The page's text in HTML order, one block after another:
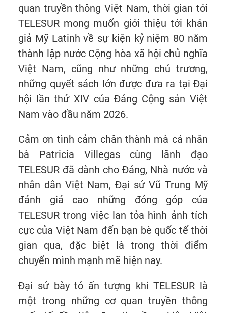
quan truyền thông Việt Nam, thời gian tới
TELESUR mong muốn giới thiệu tới khán
giả Mỹ Latinh về sự kiện kỷ niệm 80 năm
thành lập nước Cộng hòa xã hội chủ nghĩa
Việt Nam, cũng như những chủ trương,
những quyết sách lớn được đưa ra tại Đại
hội lần thứ XIV của Đảng Cộng sản Việt
Nam vào đầu năm 2026.
Cảm ơn tình cảm chân thành mà cá nhân
bà Patricia Villegas cùng lãnh đạo
TELESUR đã dành cho Đảng, Nhà nước và
nhân dân Việt Nam, Đại sứ Vũ Trung Mỹ
đánh giá cao những đóng góp của
TELESUR trong việc lan tỏa hình ảnh tích
cực của Việt Nam đến bạn bè quốc tế thời
gian qua, đặc biệt là trong thời điểm
chuyển mình mạnh mẽ hiện nay.
Đại sứ bày tỏ ấn tượng khi TELESUR là
một trong những cơ quan truyền thông